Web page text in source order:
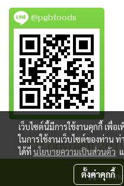
เพิ่มล
@pgbfoods
© Copyright
ผู้เข้าชมวั
เว็บไซต์นี้มีการใช้งานคุกกี้ เพื่
ในการใช้งานเว็บไซต์ของท่าน
ได้ที่นโยบายความเป็นส่วนตัว
ตั้งค่าคุกกี้